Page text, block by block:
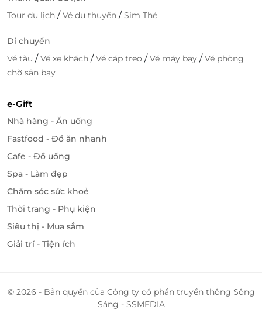
Tour du lịch /Vé du thuyền /Sim Thẻ
Di chuyển
Vé tàu /Vé xe khách /Vé cáp treo /Vé máy bay /Vé phòng
chờ sân bay
e-Gift
Nhà hàng - Ăn uống
Fastfood - Đồ ăn nhanh
Cafe - Đồ uống
Spa - Làm đẹp
Chăm sóc sức khoẻ
Thời trang - Phụ kiện
Siêu thị - Mua sắm
Giải trí - Tiện ích
© 2026 - Bản quyền của Công ty cổ phần truyền thông Sông
Sáng - SSMEDIA